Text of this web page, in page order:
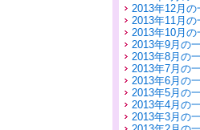
2013年12月の
2013年11月の
2013年10月の
2013年9月の
2013年8月の
2013年7月の
2013年6月の
2013年5月の
2013年4月の
2013年3月の